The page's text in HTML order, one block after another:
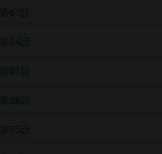
第67話
第64話
第61話
第58話
第55話